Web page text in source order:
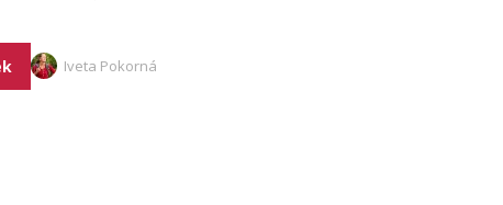
Iveta Pokorná